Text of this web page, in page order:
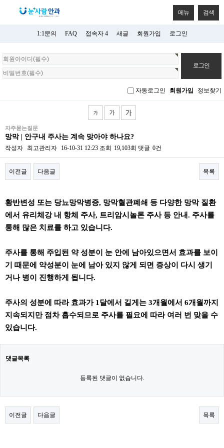
메뉴 검색
1:1문의 FAQ 접속자 4 새글 회원가입 로그인
회
원
로
자동로그인 회원가입 정보찾기
자주묻는질문
망막 | 안구내 주사는 계속 맞아야 하나요?
작성자 최고관리자 16-10-31 12:23 조회 19,103회 댓글 0건
이전글 다음글 목록
황반변성 또는 당뇨망막병증, 망막혈관폐쇄 등 다양한 망막 질환
에서 유리체강 내 항체 주사, 트리암시놀론 주사 등 안내. 주사를
통해 많은 치료를 하고 있습니다.
주사를 통해 주입된 약 성분이 눈 안에 남아있으면서 효과를 보이
기 때문에 약성분이 눈에 남아 있지 않게 되면 증상이 다시 생기
거나 병이 진행하게 됩니다.
주사의 성분에 따라 효과가 1달에서 길게는 3개월에서 6개월까지
지속되지만 점차 흡수되므로 주사를 필요에 따라 여러 번 맞을 수
있습니다.
댓글목록
등록된 댓글이 없습니다.
이전글 다음글 목록